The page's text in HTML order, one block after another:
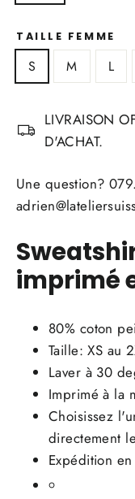
TAILLE FEMME
S M L
LIVRAISON
D'ACHAT.
Une question?
imprimé
80% coton
Taille: XS au
Laver à 30
Imprimé à la
Choisissez
directement
Expédition